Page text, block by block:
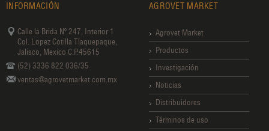
INFORMACIÓN
Calle la Brida Nº 247, Interior 1
Col. Lopez Cotilla Tlaquepaque,
Jalisco, Mexico C.P.45615
(52) 3336 822 036/35
ventas@agrovetmarket.com.mx
AGROVET MARKET
Agrovet Market
Productos
Investigación
Noticias
Distribuidores
Términos de uso